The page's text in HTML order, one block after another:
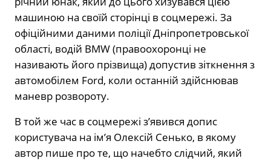
машиною на своїй сторінці в соцмережі. За
офіційними даними поліції Дніпропетровської
області, водій BMW (правоохоронці не
називають його прізвища) допустив зіткнення з
автомобілем Ford, коли останній здійснював
маневр розвороту.
В той же час в соцмережі з’явився допис
користувача на ім’я Олексій Сенько, в якому
автор пише про те, що начебто слідчий, який